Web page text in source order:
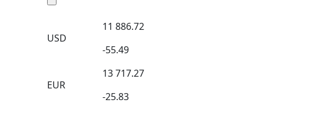
USD
11 886.72
-55.49
EUR
13 717.27
-25.83